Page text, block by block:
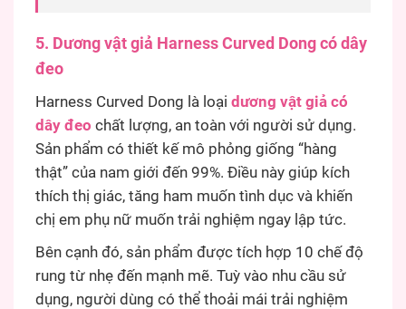
5. Dương vật giả Harness Curved Dong có dây
đeo
Harness Curved Dong là loại dương vật giả có
dây đeo chất lượng, an toàn với người sử dụng.
Sản phẩm có thiết kế mô phỏng giống “hàng
thật” của nam giới đến 99%. Điều này giúp kích
thích thị giác, tăng ham muốn tình dục và khiến
chị em phụ nữ muốn trải nghiệm ngay lập tức.
Bên cạnh đó, sản phẩm được tích hợp 10 chế độ
rung từ nhẹ đến mạnh mẽ. Tuỳ vào nhu cầu sử
dụng, người dùng có thể thoải mái trải nghiệm